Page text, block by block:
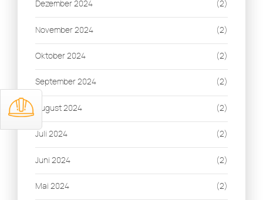
Dezember 2024 (2)
November 2024 (2)
Oktober 2024 (2)
September 2024 (2)
August 2024 (2)
Juli 2024 (2)
Juni 2024 (2)
Mai 2024 (2)